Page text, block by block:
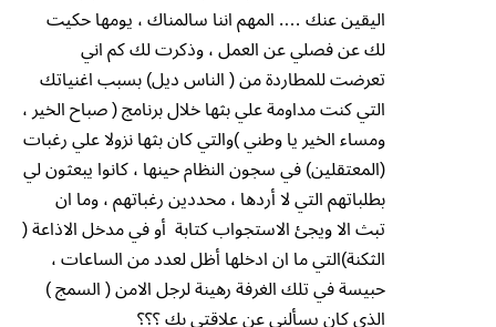
اليقين عنك …. المهم اننا سالمناك ، يومها حكيت
لك عن فصلي عن العمل ، وذكرت لك كم اني
تعرضت للمطاردة من ( الناس ديل) بسبب اغنياتك
التي كنت مداومة علي بثها خلال برنامج ( صباح الخير ،
ومساء الخير يا وطني )والتي كان بثها نزولا علي رغبات
(المعتقلين) في سجون النظام حينها ، كانوا يبعثون لي
بطلباتهم التي لا أردها ، محددين رغباتهم ، وما ان
تبث الا ويجئ الاستجواب كتابة أو في مدخل الاذاعة (
الثكنة)التي ما ان ادخلها أظل لعدد من الساعات ،
حبيسة في تلك الغرفة رهينة لرجل الامن ( السمج )
الذي كان يسألني عن علاقتي بك ؟؟؟